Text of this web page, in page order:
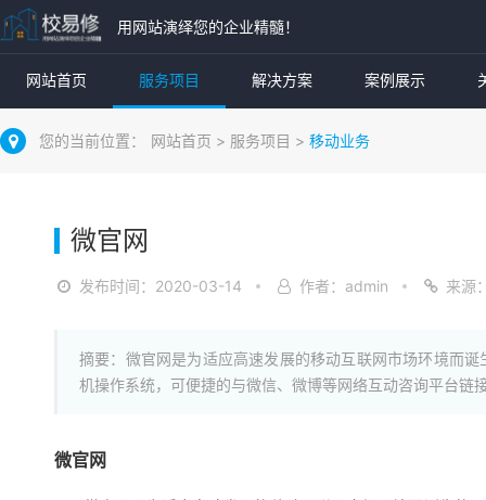
用网站演绎您的企业精髓！
网站首页 服务项目 解决方案 案例展示
您的当前位置： 网站首页 > 服务项目 > 移动业务
微官网
发布时间：2020-03-14 作者：admin 来源
摘要：微官网是为适应高速发展的移动互联网市场环境而
机操作系统，可便捷的与微信、微博等网络互动咨询平台
微官网